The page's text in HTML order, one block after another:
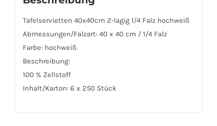
Tafelservietten 40x40cm 2-lagig 1/4 Falz hochweiß
Abmessungen/Falzart: 40 x 40 cm / 1/4 Falz
Farbe: hochweiß
Beschreibung:
100 % Zellstoff
Inhalt/Karton: 6 x 250 Stück